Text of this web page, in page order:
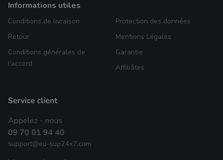
informations utiles
Conditions de livraison
Retour
Conditions générales de
l’accord
Protection des données
Mentions Légales
Garantie
Affiliâtes